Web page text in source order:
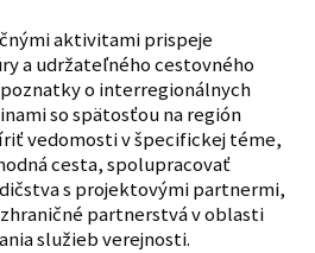
aktivitami prispeje
a udržateľného cestovného
o interregionálnych
so spätosťou na región
vedomosti v špecifickej téme,
cesta, spolupracovať
s projektovými partnermi,
partnerstvá v oblasti
služieb verejnosti.